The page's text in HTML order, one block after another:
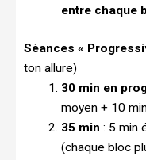
entre chaque
Séances «
ton allure)
30 min en
moyen + 10
35 min : 5 min
(chaque bloc